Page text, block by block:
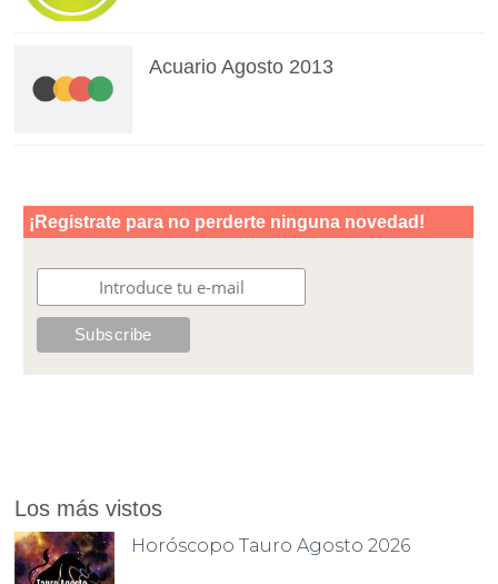
Acuario Agosto 2013
Los más vistos
Horóscopo Tauro Agosto 2026